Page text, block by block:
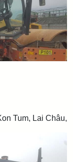
Tum, Lai Châu,